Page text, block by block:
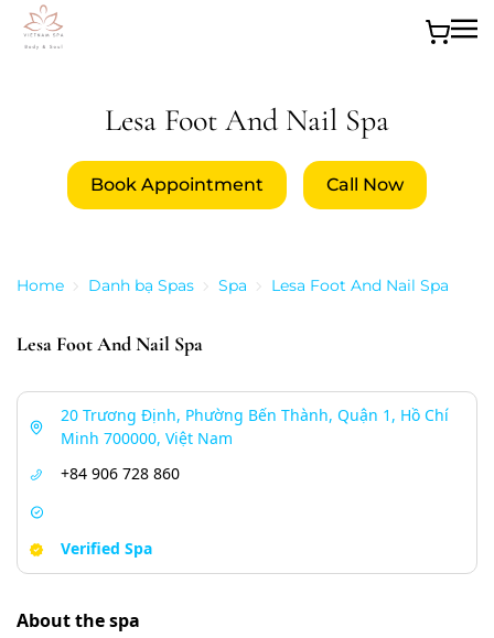
Lesa Foot And Nail Spa
Book Appointment Call Now
Home Danh bạ Spas Spa Lesa Foot And Nail Spa
Lesa Foot And Nail Spa
20 Trương Định, Phường Bến Thành, Quận 1, Hồ Chí
Minh 700000, Việt Nam
+84 906 728 860
Verified Spa
About the spa